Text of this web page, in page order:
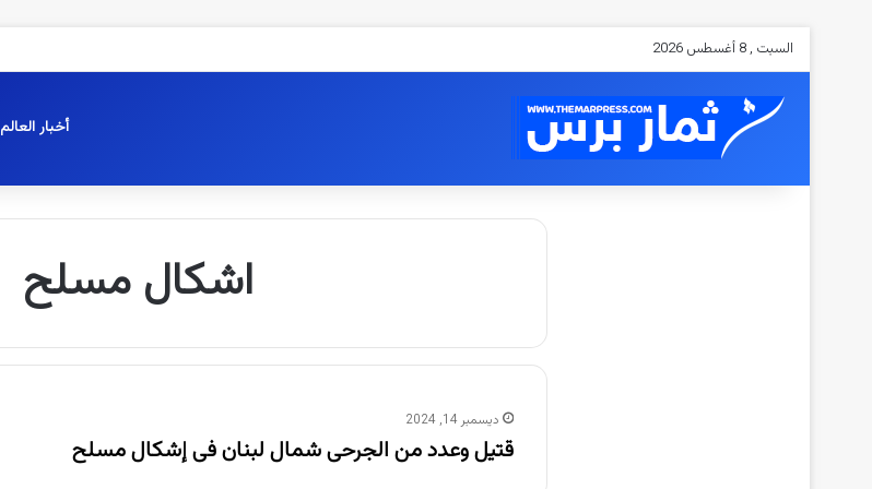
السبت , 8 أغسطس 2026
أخبار العالم
اشكال مسلح
ديسمبر 14, 2024
قتيل وعدد من الجرحى شمال لبنان فى إشكال مسلح